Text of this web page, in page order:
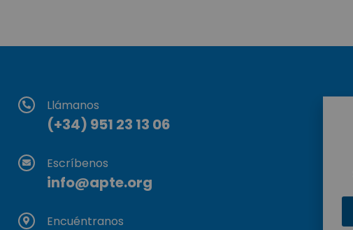
Llámanos
(+34) 951 23 13 06
Escríbenos
info@apte.org
Encuéntranos